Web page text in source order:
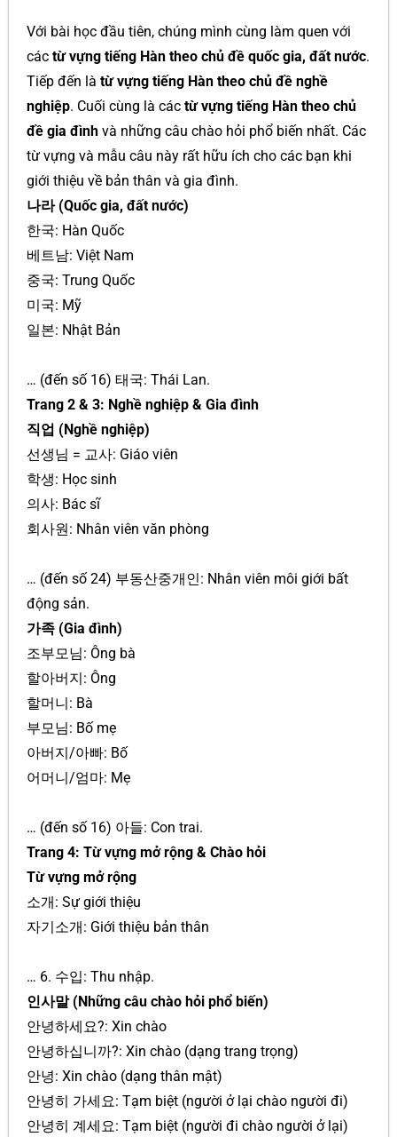
Với bài học đầu tiên, chúng mình cùng làm quen với
các từ vựng tiếng Hàn theo chủ đề quốc gia, đất nước.
Tiếp đến là từ vựng tiếng Hàn theo chủ đề nghề
nghiệp. Cuối cùng là các từ vựng tiếng Hàn theo chủ
đề gia đình và những câu chào hỏi phổ biến nhất. Các
từ vựng và mẫu câu này rất hữu ích cho các bạn khi
giới thiệu về bản thân và gia đình.
나라 (Quốc gia, đất nước)
한국: Hàn Quốc
베트남: Việt Nam
중국: Trung Quốc
미국: Mỹ
일본: Nhật Bản
… (đến số 16) 태국: Thái Lan.
Trang 2 & 3: Nghề nghiệp & Gia đình
직업 (Nghề nghiệp)
선생님 = 교사: Giáo viên
학생: Học sinh
의사: Bác sĩ
회사원: Nhân viên văn phòng
… (đến số 24) 부동산중개인: Nhân viên môi giới bất
động sản.
가족 (Gia đình)
조부모님: Ông bà
할아버지: Ông
할머니: Bà
부모님: Bố mẹ
아버지/아빠: Bố
어머니/엄마: Mẹ
… (đến số 16) 아들: Con trai.
Trang 4: Từ vựng mở rộng & Chào hỏi
Từ vựng mở rộng
소개: Sự giới thiệu
자기소개: Giới thiệu bản thân
… 6. 수입: Thu nhập.
인사말 (Những câu chào hỏi phổ biến)
안녕하세요?: Xin chào
안녕하십니까?: Xin chào (dạng trang trọng)
안녕: Xin chào (dạng thân mật)
안녕히 가세요: Tạm biệt (người ở lại chào người đi)
안녕히 계세요: Tạm biệt (người đi chào người ở lại)